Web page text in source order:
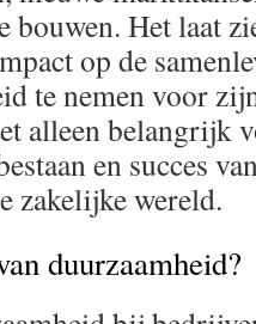
bouwen. Het laat
op de
te nemen voor
alleen belangrijk
en succes
zakelijke wereld.
duurzaamheid?